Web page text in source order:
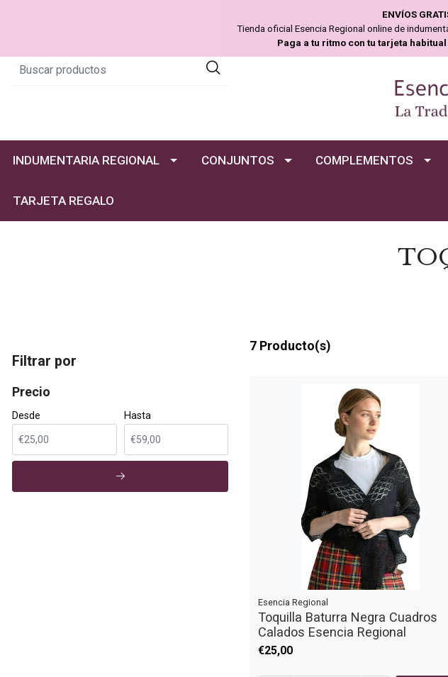
ENVÍOS
Tienda oficial Esencia Regional online de
Paga a tu ritmo con tu tarjeta
INDUMENTARIA REGIONAL CONJUNTOS COMPLEMENTOS
TARJETA REGALO
Filtrar por
Precio
Desde Hasta
7 Producto(s)
Esencia Regional
Toquilla Baturra Negra Cuadros
Calados Esencia Regional
€25,00